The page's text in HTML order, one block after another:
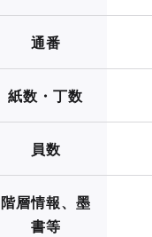
通番
紙数・丁数
員数
階層情報、墨
書等